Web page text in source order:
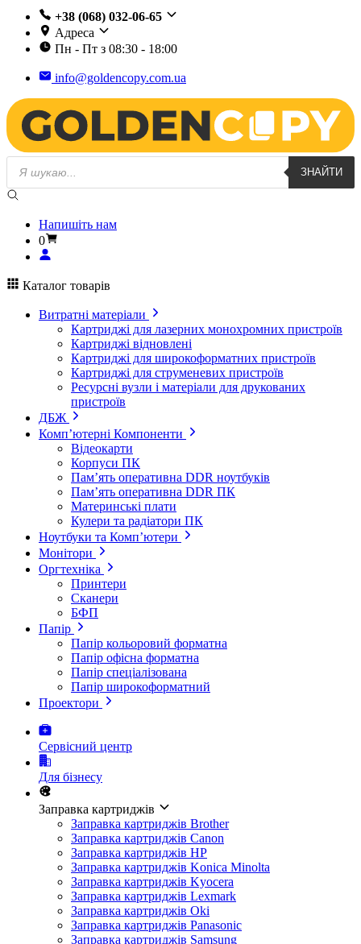
+38 (068) 032-06-65
Адреса
Пн - Пт з 08:30 - 18:00
info@goldencopy.com.ua
Пошук
товарів
ЗНАЙТИ
Напишіть нам
0
Каталог товарів
Витратні матеріали
Картриджі для лазерних монохромних пристроїв
Картриджі відновлені
Картриджі для широкоформатних пристроїв
Картриджі для струменевих пристроїв
Ресурсні вузли і матеріали для друкованих
пристроїв
ДБЖ
Комп’ютерні Компоненти
Відеокарти
Корпуси ПК
Пам’ять оперативна DDR ноутбуків
Пам’ять оперативна DDR ПК
Материнські плати
Кулери та радіатори ПК
Ноутбуки та Комп’ютери
Монітори
Оргтехніка
Принтери
Сканери
БФП
Папір
Папір кольоровий форматна
Папір офісна форматна
Папір спеціалізована
Папір широкоформатний
Проектори
Сервісний центр
Для бізнесу
Заправка картриджів
Заправка картриджів Brother
Заправка картриджів Canon
Заправка картриджів HP
Заправка картриджів Konica Minolta
Заправка картриджів Kyocera
Заправка картриджів Lexmark
Заправка картриджів Oki
Заправка картриджів Panasonic
Заправка картриджів Samsung